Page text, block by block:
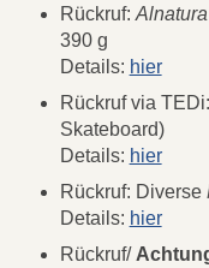
Rückruf: Alnatura
390 g
Details: hier
Rückruf via
Skateboard)
Details: hier
Rückruf: Diverse
Details: hier
Rückruf/